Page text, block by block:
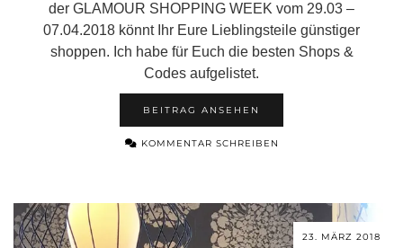
der GLAMOUR SHOPPING WEEK vom 29.03 –
07.04.2018 könnt Ihr Eure Lieblingsteile günstiger
shoppen. Ich habe für Euch die besten Shops &
Codes aufgelistet.
BEITRAG ANSEHEN
KOMMENTAR SCHREIBEN
23. MÄRZ 2018